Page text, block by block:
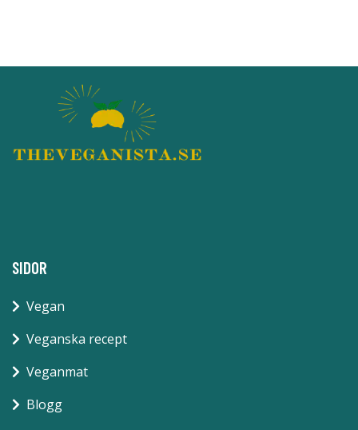
SIDOR
Vegan
Veganska recept
Veganmat
Blogg